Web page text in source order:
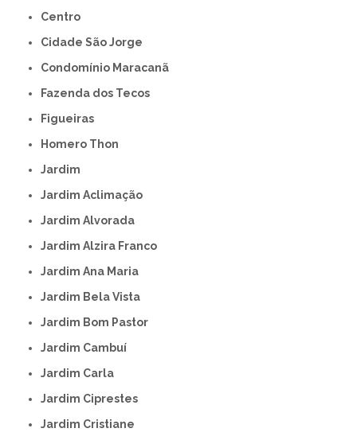
Centro
Cidade São Jorge
Condomínio Maracanã
Fazenda dos Tecos
Figueiras
Homero Thon
Jardim
Jardim Aclimação
Jardim Alvorada
Jardim Alzira Franco
Jardim Ana Maria
Jardim Bela Vista
Jardim Bom Pastor
Jardim Cambuí
Jardim Carla
Jardim Ciprestes
Jardim Cristiane